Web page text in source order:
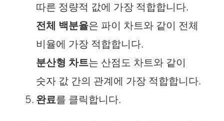
따른 정량적 값에 가장 적합합니다.
전체 백분율은 파이 차트와 같이 전체
비율에 가장 적합합니다.
분산형 차트는 산점도 차트와 같이
숫자 값 간의 관계에 가장 적합합니다.
완료를 클릭합니다.